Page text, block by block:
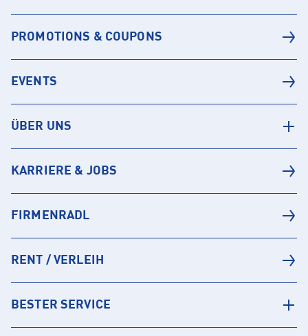
PROMOTIONS & COUPONS
EVENTS
ÜBER UNS
KARRIERE & JOBS
FIRMENRADL
RENT / VERLEIH
BESTER SERVICE